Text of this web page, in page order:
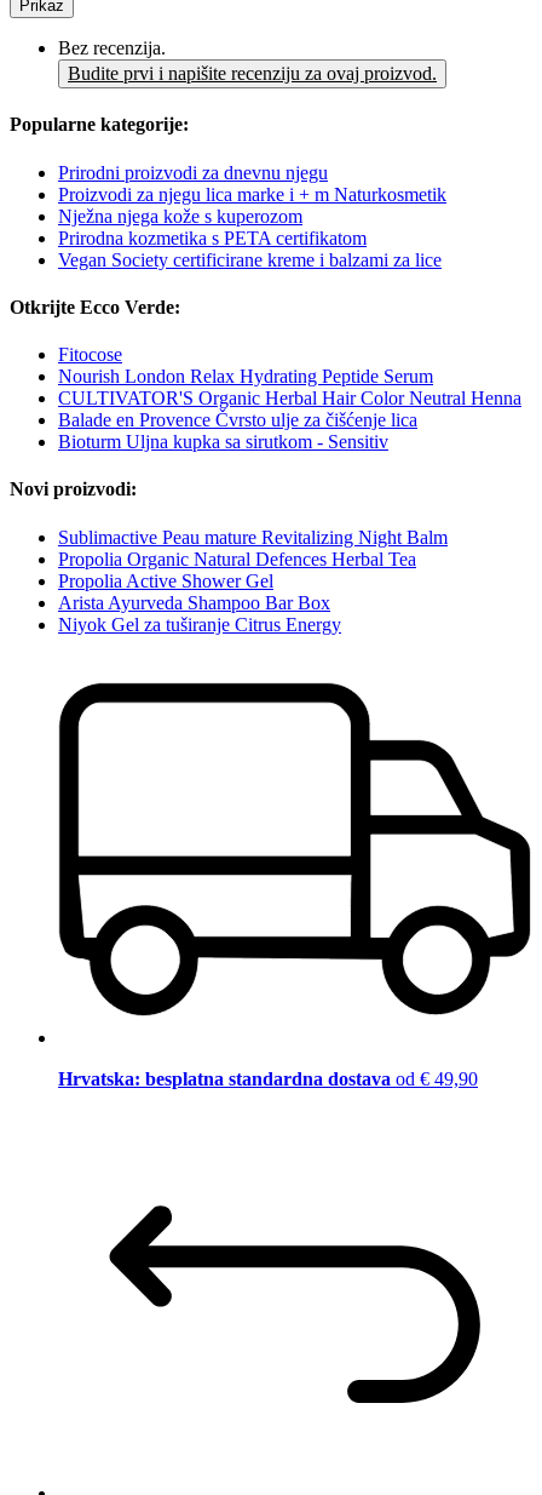
Prikaz
Bez recenzija.
Budite prvi i napišite recenziju za ovaj proizvod.
Popularne kategorije:
Prirodni proizvodi za dnevnu njegu
Proizvodi za njegu lica marke i + m Naturkosmetik
Nježna njega kože s kuperozom
Prirodna kozmetika s PETA certifikatom
Vegan Society certificirane kreme i balzami za lice
Otkrijte Ecco Verde:
Fitocose
Nourish London Relax Hydrating Peptide Serum
CULTIVATOR'S Organic Herbal Hair Color Neutral Henna
Balade en Provence Čvrsto ulje za čišćenje lica
Bioturm Uljna kupka sa sirutkom - Sensitiv
Novi proizvodi:
Sublimactive Peau mature Revitalizing Night Balm
Propolia Organic Natural Defences Herbal Tea
Propolia Active Shower Gel
Arista Ayurveda Shampoo Bar Box
Niyok Gel za tuširanje Citrus Energy
Hrvatska: besplatna standardna dostava od € 49,90